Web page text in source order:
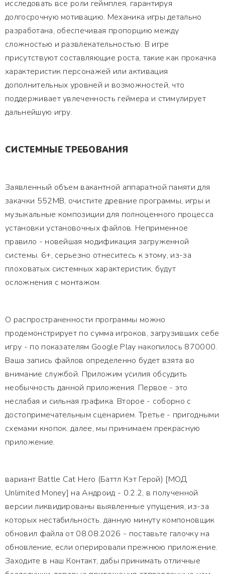
исследовать все роли геймплея, гарантируя
долгосрочную мотивацию. Механика игры детально
разработана, обеспечивая пропорцию между
сложностью и развлекательностью. В игре
присутствуют составляющие роста, такие как прокачка
характеристик персонажей или активация
дополнительных уровней и возможностей, что
поддерживает увлеченность геймера и стимулирует
дальнейшую игру.
СИСТЕМНЫЕ ТРЕБОВАНИЯ
Заявленный объем вакантной аппаратной памяти для
закачки 552MB, очистите древние программы, игры и
музыкальные композиции для полноценного процесса
установки установочных файлов. Неприменное
правило - новейшая модификация загруженной
системы. 6+, серьезно отнеситесь к этому, из-за
плоховатых системных характеристик, будут
осложнения с монтажом.
О распространенности программы можно
продемонстрирует по сумма игроков, загрузивших себе
игру - по показателям Google Play накопилось 870000.
Ваша запись файлов определенно будет взята во
внимание службой. Приложим усилия обсудить
необычность данной приложения. Первое - это
неслабая и сильная графика. Второе - соборно с
достопримечательным сценарием. Третье - пригодными
схемами кнопок. далее, мы принимаем прекрасную
приложение.
вариант Battle Cat Hero (Баттл Кэт Герой) [МОД
Unlimited Money] на Андроид - 0.2.2, в полученной
версии ликвидированы выявленные упущения, из-за
которых нестабильность. данную минуту компоновщик
обновил файла от 08.08.2026 - поставьте галочку на
обновление, если оперировали прежнюю приложение.
Заходите в наш Контакт, дабы принимать отличные